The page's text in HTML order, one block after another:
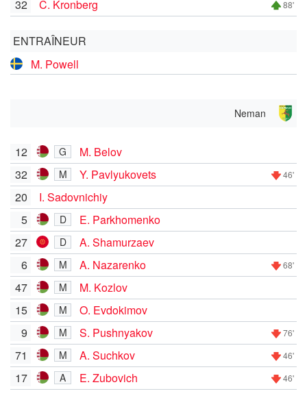
32 C. Kronberg 88'
ENTRAÎNEUR
M. Powell
Neman
12 G
M. Belov
32
M Y. Pavlyukovets 46'
20
I. Sadovnichiy
5
D
E. Parkhomenko
27
D
A. Shamurzaev
6
M A. Nazarenko 68'
47 M
M. Kozlov
15
M
O. Evdokimov
9
M S. Pushnyakov 76'
71 M A. Suchkov 46'
17 A E. Zubovich 46'